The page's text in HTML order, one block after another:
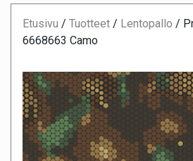
Etusivu / Tuotteet / Lentopallo /
6668663 Camo